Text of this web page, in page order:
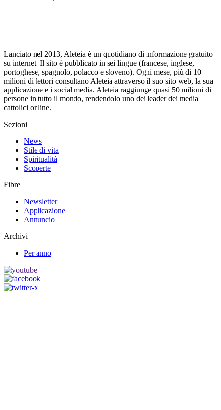
Lanciato nel 2013, Aleteia è un quotidiano di informazione gratuito
su internet. Il sito è pubblicato in sei lingue (francese, inglese,
portoghese, spagnolo, polacco e sloveno). Ogni mese, più di 10
milioni di lettori consultano Aleteia attraverso il suo sito web, la sua
applicazione e i social media. Aleteia raggiunge quasi 50 milioni di
persone in tutto il mondo, rendendolo uno dei leader dei media
cattolici online.
Sezioni
News
Stile di vita
Spiritualità
Scoperte
Fibre
Newsletter
Applicazione
Annuncio
Archivi
Per anno